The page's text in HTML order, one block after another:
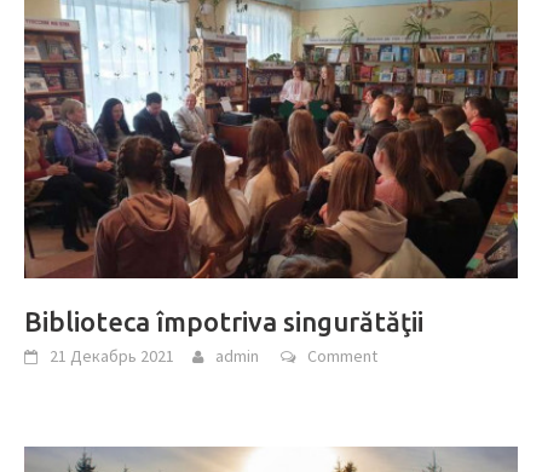
Biblioteca împotriva singurătăţii
21 Декабрь 2021 admin Comment